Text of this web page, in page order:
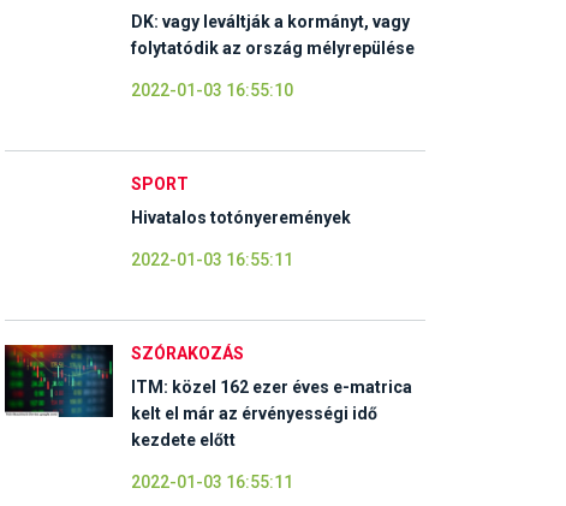
DK: vagy leváltják a kormányt, vagy
folytatódik az ország mélyrepülése
2022-01-03 16:55:10
SPORT
Hivatalos totónyeremények
2022-01-03 16:55:11
SZÓRAKOZÁS
ITM: közel 162 ezer éves e-matrica
kelt el már az érvényességi idő
kezdete előtt
2022-01-03 16:55:11